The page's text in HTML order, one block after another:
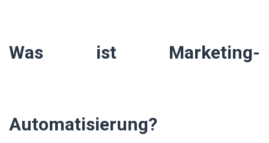
Partner
Was ist Marketing-
Automatisierung?